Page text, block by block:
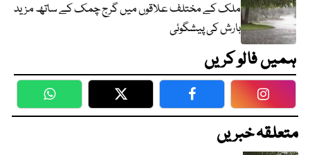
ملک کے مختلف علاقوں میں گرج چمک کے ساتھ مزید
بارش کی پیشگوئی
ہمیں فالو کریں
WhatsApp Twitter Facebook
متعلقہ خبریں